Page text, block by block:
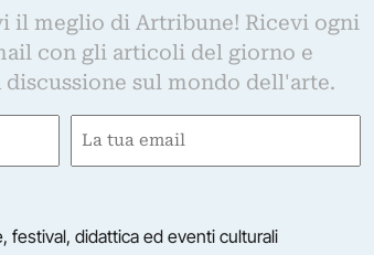
MODERNA
“Laura Zeni. Passworld” a cura…
12/02/2017
il meglio di Artribune! Ricevi ogni
con gli articoli del giorno e
sul mondo dell'arte.
Email
festival, didattica ed eventi culturali